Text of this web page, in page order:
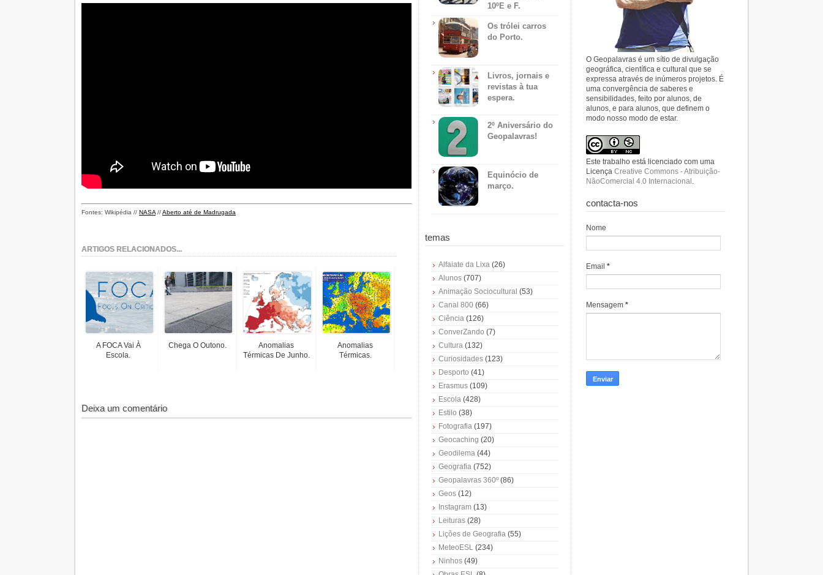
Fontes: Wikipédia // NASA //Aberto até de Madrugada
ARTIGOS RELACIONADOS...
A FOCA Vai À
Escola.
Chega O Outono.
Anomalias
Térmicas De Junho.
Anomalias
Térmicas.
Deixa um comentário
10ºE e F.
Os trólei carros
do Porto.
Livros, jornais e
revistas à tua
espera.
2º Aniversário do
Geopalavras!
Equinócio de
março.
temas
Alfaiate da Lixa (26)
Alunos (707)
Animação Sociocultural (53)
Canal 800 (66)
Ciência (126)
ConverZando (7)
Cultura (132)
Curiosidades (123)
Desporto (41)
Erasmus (109)
Escola (428)
Estilo (38)
Fotografia (197)
Geocaching (20)
Geodilema (44)
Geografia (752)
Geopalavras 360º (86)
Geos (12)
Instagram (13)
Leituras (28)
Lições de Geografia (55)
MeteoESL (234)
Ninhos (49)
O Geopalavras é um sítio de divulgação
geográfica, científica e cultural que se
expressa através de inúmeros projetos. É
uma convergência de saberes e
sensibilidades, feito por alunos, de
alunos, e para alunos, que definem o
modo nosso modo de estar.
Este trabalho está licenciado com uma
Licença Creative Commons - Atribuição-
NãoComercial 4.0 Internacional .
contacta-nos
Nome
Email *
Mensagem *